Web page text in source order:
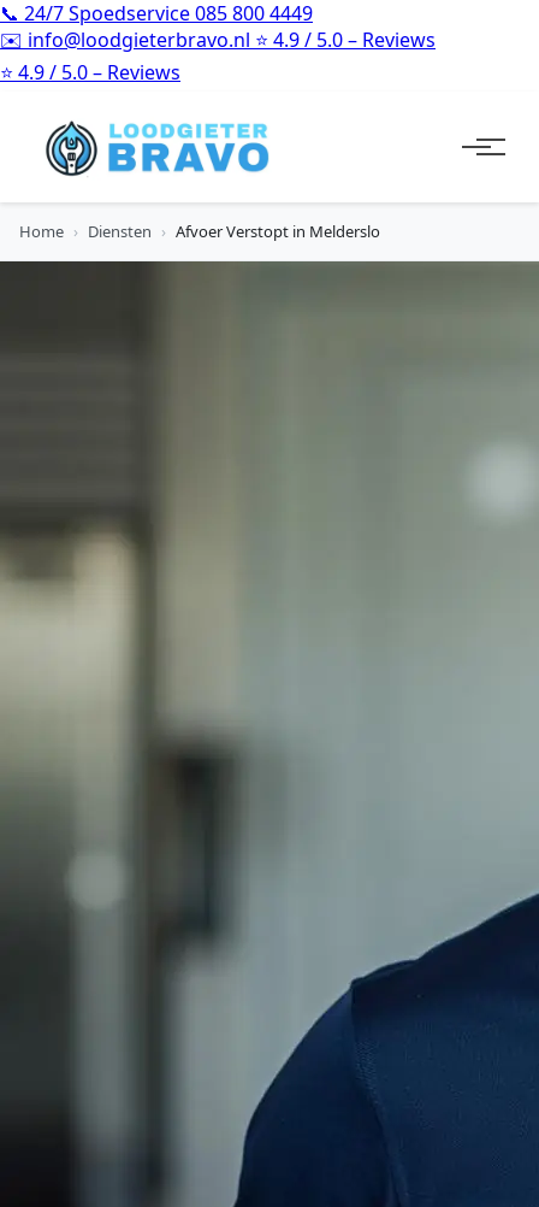
📞 24/7 Spoedservice085 800 4449
✉️ info@loodgieterbravo.nl ⭐ 4.9 / 5.0 – Reviews
⭐ 4.9 / 5.0 – Reviews
Home › Diensten › Afvoer Verstopt in Melderslo